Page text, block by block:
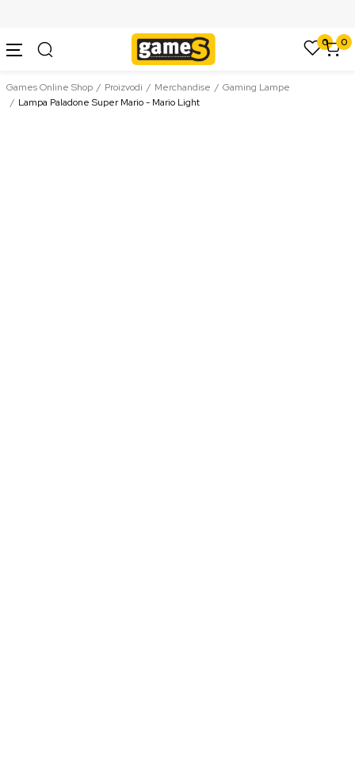
0 0
Games Online Shop Proizvodi Merchandise
Gaming Lampe
Lampa Paladone Super Mario - Mario Light